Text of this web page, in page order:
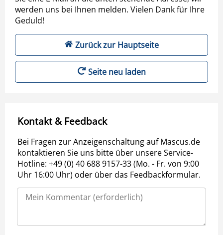
werden uns bei Ihnen melden. Vielen Dank für Ihre
Geduld!
Zurück zur Hauptseite
Seite neu laden
Kontakt & Feedback
Bei Fragen zur Anzeigenschaltung auf Mascus.de
kontaktieren Sie uns bitte über unsere Service-
Hotline: +49 (0) 40 688 9157-33 (Mo. - Fr. von 9:00
Uhr 16:00 Uhr) oder über das Feedbackformular.